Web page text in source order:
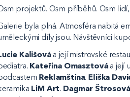
projektů. Osm příběhů. Osm
byla plná. Atmosféra nabitá
díly jsou. Návštěvníci
Kališováa její mistrovské
Kateřina Omasztováa její
Reklamština. Eliška
LiM Art. Dagmar Štrosová